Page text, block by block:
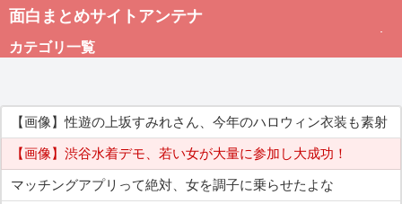
面白まとめサイトアンテナ
カテゴリ一覧
総合
アダルト
【画像】性遊の上坂すみれさん、今年のハロウィン衣装も素射
【画像】渋谷水着デモ、若い女が大量に参加し大成功！
マッチングアプリって絶対、女を調子に乗らせたよな